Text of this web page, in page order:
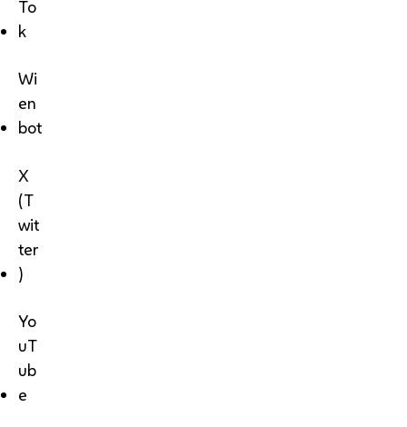
To
k
Wi
en
bot
X
(T
wit
ter
)
Yo
uT
ub
e